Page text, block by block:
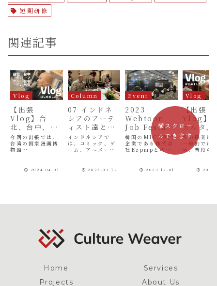
短期研修
関連記事
Vlog
【出張
Vlog】台
北、台中、ソ
ウル（2024年
2月〜3月）
今回の出張では、
台湾の国家漫画博
物館
MUSEUM OF
展示会を実施した
「Webtoon...
2024.04.01
Column
07 インドネ
シアのアーテ
ィスト達との
プロジェクト
インドネシアで
は、コミック、ゲ
ーム、アニメーシ
い成長を遂げてい
術力の高さは、国
2025.03.12
Event
2023
Webtoon
Job Festa
日本窓口とし
て、縦スクコ
ミック関連人
グ実施
韓国のMICE専門
企業である株式会
社Ezpmpとの業
務提携に基づき、
Webtoon Job
訳・通訳などの業
2023.12.01
Vlog
【出張
Vlog】
カルタ、
ル（
月）
私の職業は
一般的では
め、普段の
容を理解し
があります
温30度を超
横スクロー
ルできます
Home
Services
Projects
About Us